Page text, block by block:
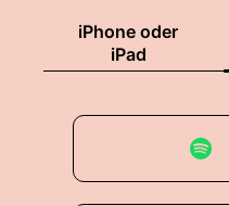
iPhone oder
iPad